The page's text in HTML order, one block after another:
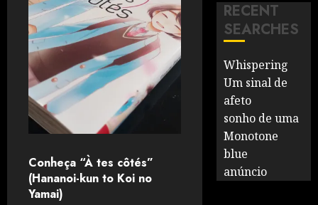
Conheça “À tes côtés”
(Hananoi-kun to Koi no
Yamai)
RECENT
SEARCHES
Whispering
Um sinal de
afeto
sonho de uma
Monotone
blue
anúncio